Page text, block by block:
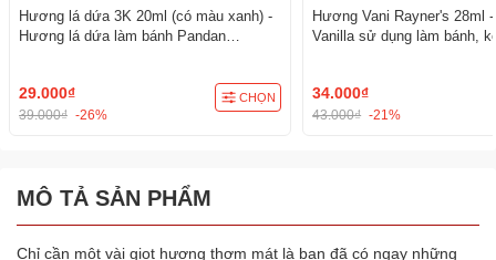
Hương lá dứa 3K 20ml (có màu xanh) -
Hương lá dứa làm bánh Pandan
29.000₫
39.000₫ -26%
CHỌN
Hương Vani Rayner's 28ml
Vanilla sử dụng làm bánh,
34.000₫
43.000₫ -21%
MÔ TẢ SẢN PHẨM
Chỉ cần một vài giọt hương thơm mát là bạn đã có ngay những